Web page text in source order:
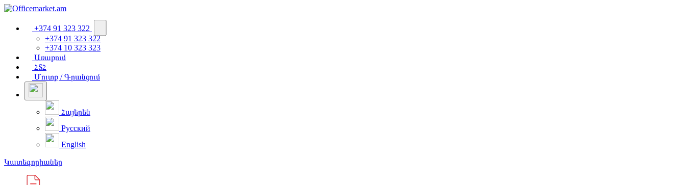
+374 91 323 322
+374 91 323 322
+374 10 323 323
Առաքում
ՀՏՀ
Մուտք / Գրանցում
Հայերեն
Русский
English
Կատեգորիաներ